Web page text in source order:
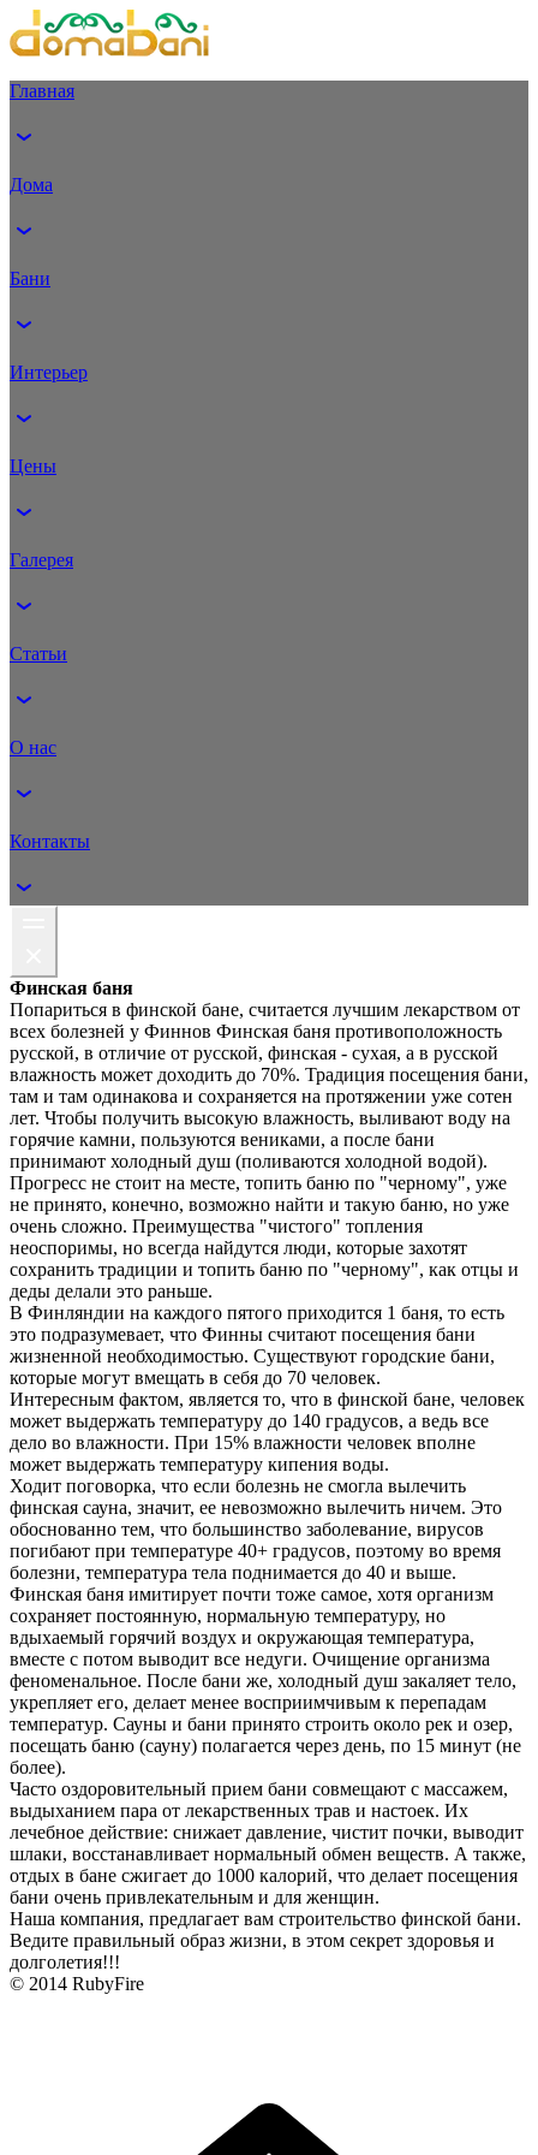
Главная
Дома
Бани
Интерьер
Цены
Галерея
Статьи
О нас
Контакты
Финская баня
Попариться в финской бане, считается лучшим лекарством от
всех болезней у Финнов Финская баня противоположность
русской, в отличие от русской, финская - сухая, а в русской
влажность может доходить до 70%. Традиция посещения бани,
там и там одинакова и сохраняется на протяжении уже сотен
лет. Чтобы получить высокую влажность, выливают воду на
горячие камни, пользуются вениками, а после бани
принимают холодный душ (поливаются холодной водой).
Прогресс не стоит на месте, топить баню по "черному", уже
не принято, конечно, возможно найти и такую баню, но уже
очень сложно. Преимущества "чистого" топления
неоспоримы, но всегда найдутся люди, которые захотят
сохранить традиции и топить баню по "черному", как отцы и
деды делали это раньше.
В Финляндии на каждого пятого приходится 1 баня, то есть
это подразумевает, что Финны считают посещения бани
жизненной необходимостью. Существуют городские бани,
которые могут вмещать в себя до 70 человек.
Интересным фактом, является то, что в финской бане, человек
может выдержать температуру до 140 градусов, а ведь все
дело во влажности. При 15% влажности человек вполне
может выдержать температуру кипения воды.
Ходит поговорка, что если болезнь не смогла вылечить
финская сауна, значит, ее невозможно вылечить ничем. Это
обоснованно тем, что большинство заболевание, вирусов
погибают при температуре 40+ градусов, поэтому во время
болезни, температура тела поднимается до 40 и выше.
Финская баня имитирует почти тоже самое, хотя организм
сохраняет постоянную, нормальную температуру, но
вдыхаемый горячий воздух и окружающая температура,
вместе с потом выводит все недуги. Очищение организма
феноменальное. После бани же, холодный душ закаляет тело,
укрепляет его, делает менее восприимчивым к перепадам
температур. Сауны и бани принято строить около рек и озер,
посещать баню (сауну) полагается через день, по 15 минут (не
более).
Часто оздоровительный прием бани совмещают с массажем,
выдыханием пара от лекарственных трав и настоек. Их
лечебное действие: снижает давление, чистит почки, выводит
шлаки, восстанавливает нормальный обмен веществ. А также,
отдых в бане сжигает до 1000 калорий, что делает посещения
бани очень привлекательным и для женщин.
Наша компания, предлагает вам строительство финской бани.
Ведите правильный образ жизни, в этом секрет здоровья и
долголетия!!!
© 2014 RubyFire